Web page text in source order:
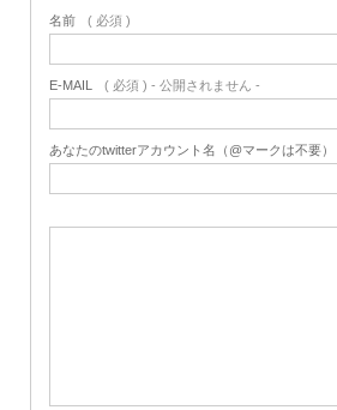
名前 ( 必須 )
E-MAIL ( 必須 ) - 公開されません -
あなたのtwitterアカウント名（@マークは不要）